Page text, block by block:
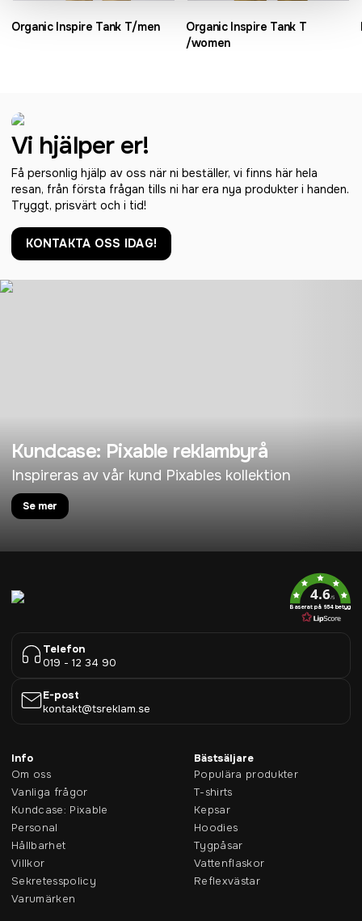
Organic Inspire Tank T/men
Organic Inspire Tank T
/women
Vi hjälper er!
Få personlig hjälp av oss när ni beställer, vi finns här hela
resan, från första frågan tills ni har era nya produkter i handen.
Tryggt, prisvärt och i tid!
KONTAKTA OSS IDAG!
Kundcase: Pixable reklambyrå
Inspireras av vår kund Pixables kollektion
Se mer
4.6/5
Baserat på 954 betyg
Telefon
019 - 12 34 90
E-post
kontakt@tsreklam.se
Info
Om oss
Vanliga frågor
Kundcase: Pixable
Personal
Hållbarhet
Villkor
Sekretesspolicy
Varumärken
Bästsäljare
Populära produkter
T-shirts
Kepsar
Hoodies
Tygpåsar
Vattenflaskor
Reflexvästar